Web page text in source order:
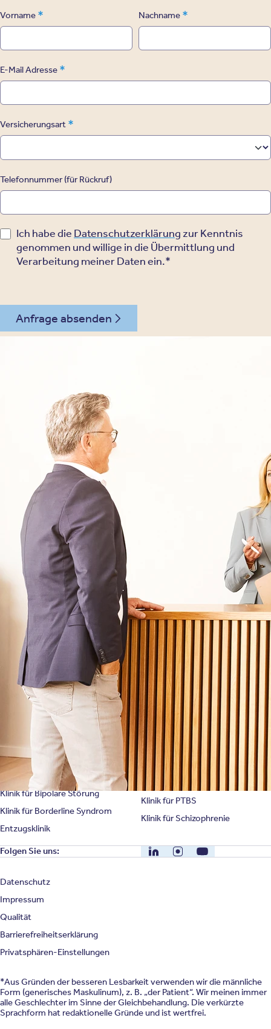
Vorname * Nachname *
E-Mail Adresse *
Versicherungsart *
Telefonnummer (für Rückruf)
Ich habe die Datenschutzerklärung zur Kenntnis
genommen und willige in die Übermittlung und
Verarbeitung meiner Daten ein.*
Anfrage absenden
Informationen
Für Patienten
Für Zuweiser
Für Angehörige
Über Oberberg
Kliniken für Kinder & Jugendlichen
Krankheitsbilder & Therapien
Behandlungsfelder
Therapien
Symptome & Beschwerden
Selbsttests
Presse
Bewertungen
Karriere
Unternehmensfakten
Spezialisierte Kliniken
Klinik für Depression
Klinik für Burnout
Klinik für Angststörung
Klinik für Zwangsstörung
Klinik für Persönlichkeitsstörung
Klinik für Bipolare Störung
Klinik für Borderline Syndrom
Entzugsklinik
Suchtklinik
Klinik für Anorexie
Klinik für Erschöpfung
Klinik für Essstörung
Klinik für Mediensucht
Klinik für Psychose
Klinik für PTBS
Klinik für Schizophrenie
Folgen Sie uns: LinkedInInstagramYouTube
Datenschutz
Impressum
Qualität
Barrierefreiheitserklärung
Privatsphären-Einstellungen
*Aus Gründen der besseren Lesbarkeit verwenden wir die männliche
Form (generisches Maskulinum), z. B. „der Patient“. Wir meinen immer
alle Geschlechter im Sinne der Gleichbehandlung. Die verkürzte
Sprachform hat redaktionelle Gründe und ist wertfrei.